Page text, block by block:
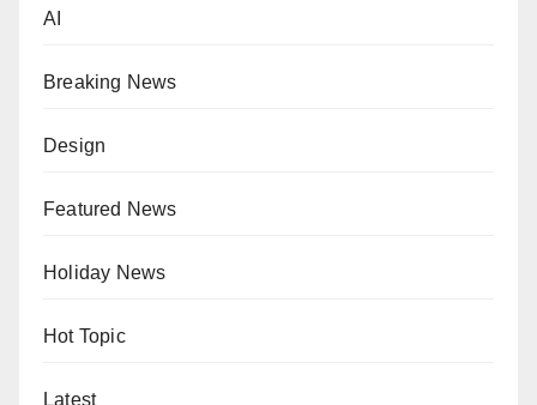
AI
Breaking News
Design
Featured News
Holiday News
Hot Topic
Latest